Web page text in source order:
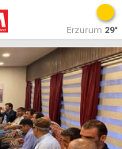
Erzurum 29°